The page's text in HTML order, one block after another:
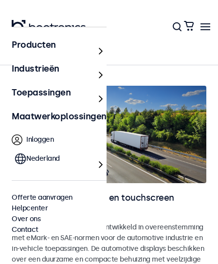
Home
Automotive monitoren en touchscreen
displays
Monitoren en touchscreens ontwikkeld in overeenstemming
met eMark- en SAE-normen voor de automotive industrie en
in-vehicle toepassingen. De automotive displays beschikken
over een duurzame en compacte behuizing met veelzijdige
Producten
Industrieën
Toepassingen
Maatwerkoplossingen
Inloggen
Nederland
Offerte aanvragen
Helpcenter
Over ons
Contact